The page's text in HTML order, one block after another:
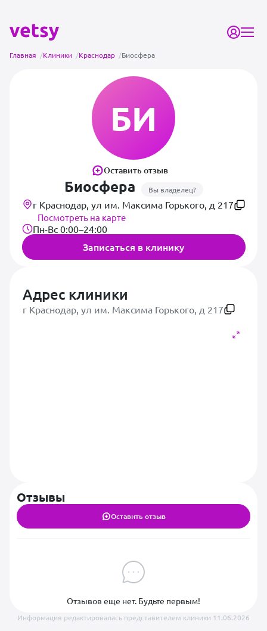
Главная /Клиники /Краснодар /Биосфера
БИ
Оставить отзыв
Биосфера Вы владелец?
г Краснодар, ул им. Максима Горького, д 217
Посмотреть на карте
Пн-Вс 0:00–24:00
Записаться в клинику
Адрес клиники
г Краснодар, ул им. Максима Горького, д 217
Отзывы
Оставить отзыв
Отзывов еще нет. Будьте первым!
Информация редактировалась представителем клиники 11.06.2026